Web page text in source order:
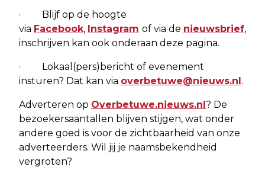
· Blijf op de hoogte
via Facebook, Instagram of via de nieuwsbrief,
inschrijven kan ook onderaan deze pagina.
· Lokaal(pers)bericht of evenement
insturen? Dat kan via overbetuwe@nieuws.nl.
Adverteren op Overbetuwe.nieuws.nl? De
bezoekersaantallen blijven stijgen, wat onder
andere goed is voor de zichtbaarheid van onze
adverteerders. Wil jij je naamsbekendheid
vergroten?